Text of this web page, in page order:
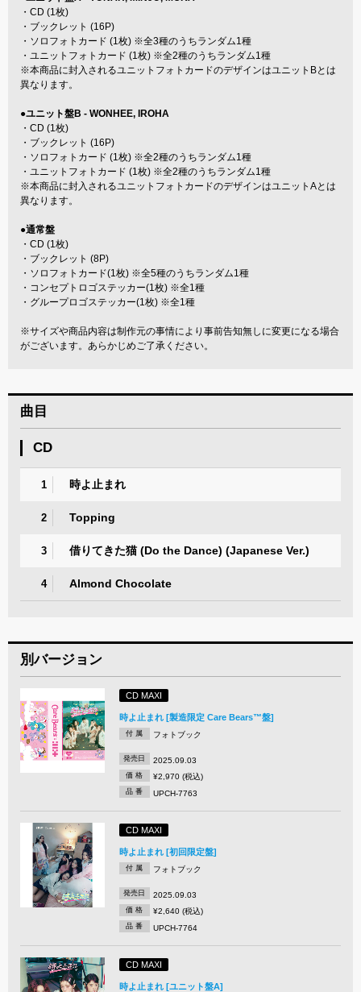
・CD (1枚)
・ブックレット (16P)
・ソロフォトカード (1枚) ※全3種のうちランダム1種
・ユニットフォトカード (1枚) ※全2種のうちランダム1種
※本商品に封入されるユニットフォトカードのデザインはユニットBとは
異なります。
●ユニット盤B - WONHEE, IROHA
・CD (1枚)
・ブックレット (16P)
・ソロフォトカード (1枚) ※全2種のうちランダム1種
・ユニットフォトカード (1枚) ※全2種のうちランダム1種
※本商品に封入されるユニットフォトカードのデザインはユニットAとは
異なります。
●通常盤
・CD (1枚)
・ブックレット (8P)
・ソロフォトカード(1枚) ※全5種のうちランダム1種
・コンセプトロゴステッカー(1枚) ※全1種
・グループロゴステッカー(1枚) ※全1種
※サイズや商品内容は制作元の事情により事前告知無しに変更になる場合
がございます。あらかじめご了承ください。
曲目
CD
1 時よ止まれ
2 Topping
3 借りてきた猫 (Do the Dance) (Japanese Ver.)
4 Almond Chocolate
別バージョン
CD MAXI
時よ止まれ [製造限定 Care Bears™盤]
付 属 フォトブック
発売日 2025.09.03
価 格 ¥2,970 (税込)
品 番 UPCH-7763
CD MAXI
時よ止まれ [初回限定盤]
付 属 フォトブック
発売日 2025.09.03
価 格 ¥2,640 (税込)
品 番 UPCH-7764
CD MAXI
時よ止まれ [ユニット盤A]